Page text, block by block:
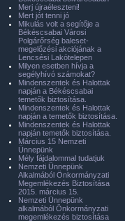
Merj újraéleszteni!
Mert jót tenni jó
Mikulás volt a segítője a
Békéscsabai Városi
Polgárőrség baleset-
megelőzési akciójának a
Lencsési Lakótelepen
Milyen esetben hívja a
segélyhívó számokat?
Mindenszentek és Halottak
napján a Békéscsabai
temetők biztosítása.
Mindenszentek és Halottak
napján a temetők biztosítása.
Mindenszentek és Halottak
napján temetők biztosítása.
Március 15 Nemzeti
Ünnepünk
Mély fájdalommal tudatjuk
Nemzeti Ünnepünk
Alkalmából Önkormányzati
Megemlékezés Biztosítása
2015. március 15.
Nemzeti Ünnepünk
alkalmából Önkormányzati
megemlékezés biztosítása